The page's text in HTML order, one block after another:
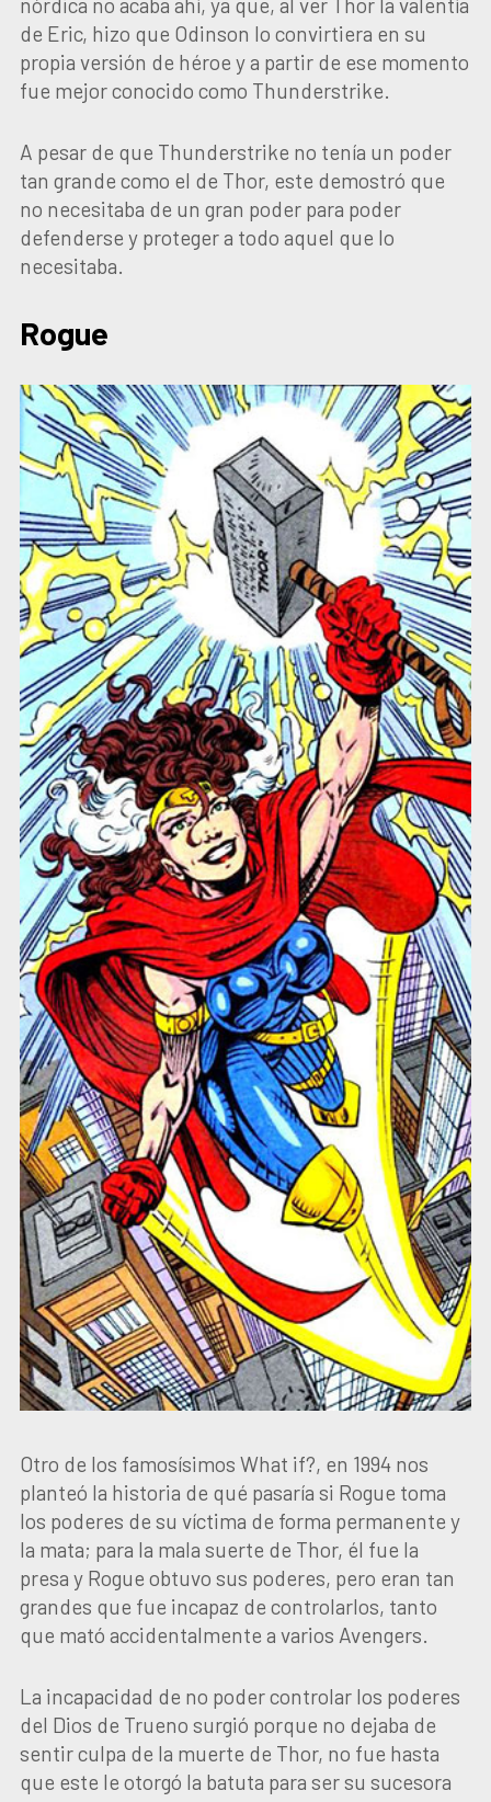
de Eric, hizo que Odinson lo convirtiera en su
propia versión de héroe y a partir de ese momento
fue mejor conocido como Thunderstrike.
A pesar de que Thunderstrike no tenía un poder
tan grande como el de Thor, este demostró que
no necesitaba de un gran poder para poder
defenderse y proteger a todo aquel que lo
necesitaba.
Rogue
Otro de los famosísimos What if?, en 1994 nos
planteó la historia de qué pasaría si Rogue toma
los poderes de su víctima de forma permanente y
la mata; para la mala suerte de Thor, él fue la
presa y Rogue obtuvo sus poderes, pero eran tan
grandes que fue incapaz de controlarlos, tanto
que mató accidentalmente a varios Avengers.
La incapacidad de no poder controlar los poderes
del Dios de Trueno surgió porque no dejaba de
sentir culpa de la muerte de Thor, no fue hasta
que este le otorgó la batuta para ser su sucesora